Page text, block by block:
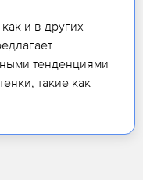
и в других
тенденциями
такие как